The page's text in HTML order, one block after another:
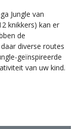
Jungle van
knikkers) kan er
de
diverse routes
geïnspireerde
van uw kind.